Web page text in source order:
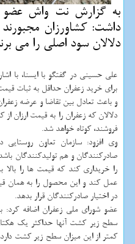
به گزارش نت واش عضو
داشت: كشاورزان مجبورند
دلالان سود اصلی را می
علی حسینی در گفتگو با ایسنا، با
برای خرید زعفران حداقل به ثبات
و باعث تعادل بین تقاضا و عرضه
دلالان كه زعفران را به قیمت ارزان
فروشند، كوتاه خواهد شد.
وی افزود: سازمان تعاون
صادركنندگان و هم تولیدكنندگان
را خریداری كند كه قیمت ها را بالا
عمل كند و این محصول را به همان
در اختیار صادركنندگان قرار بدهد.
سطح زیر كشت آنها حداكثر یك
كمتر از این میزان سطح زیر كشت دارد، معادل ۵ تا ۷ كیلو